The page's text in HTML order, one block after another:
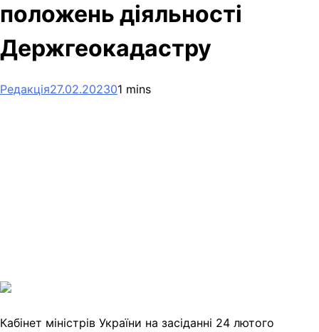
положень діяльності
Держгеокадастру
Редакція27.02.202301 mins
Link
Print
Кабінет міністрів України на засіданні 24 лютого